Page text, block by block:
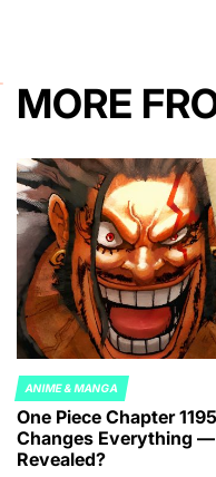
MORE
POSTED
IN
ANIME & MANGA
One Piece Chapter
Changes Everything —
Revealed?